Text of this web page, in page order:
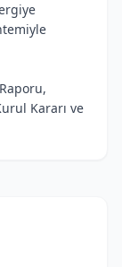
Kararı ve